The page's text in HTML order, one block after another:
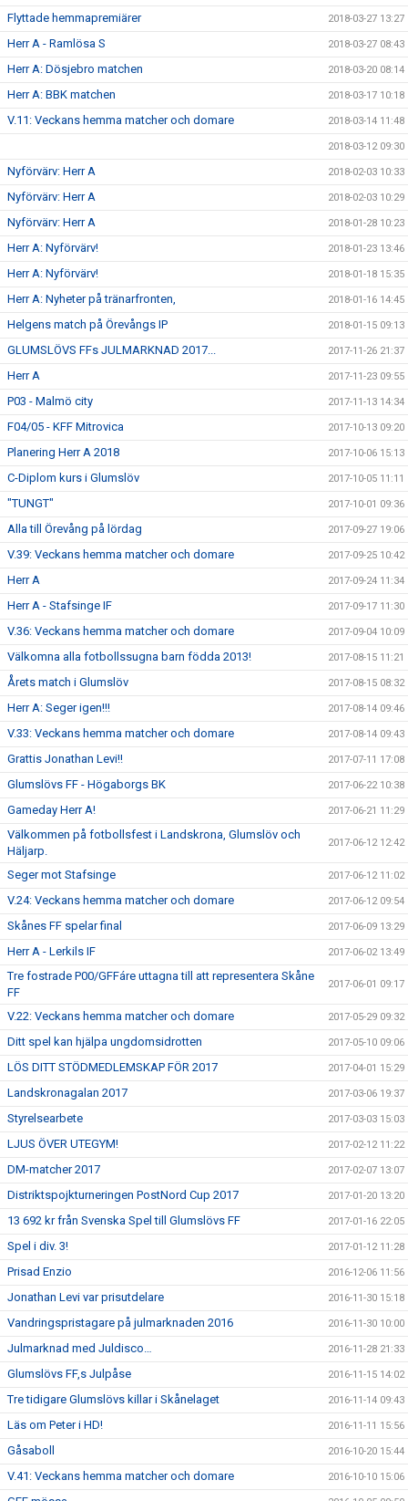
Flyttade hemmapremiärer 2018-03-27 13:27
Herr A - Ramlösa S 2018-03-27 08:43
Herr A: Dösjebro matchen 2018-03-20 08:14
Herr A: BBK matchen 2018-03-17 10:18
V.11: Veckans hemma matcher och domare 2018-03-14 11:48
2018-03-12 09:30
Nyförvärv: Herr A 2018-02-03 10:33
Nyförvärv: Herr A 2018-02-03 10:29
Nyförvärv: Herr A 2018-01-28 10:23
Herr A: Nyförvärv! 2018-01-23 13:46
Herr A: Nyförvärv! 2018-01-18 15:35
Herr A: Nyheter på tränarfronten, 2018-01-16 14:45
Helgens match på Örevångs IP 2018-01-15 09:13
GLUMSLÖVS FFs JULMARKNAD 2017... 2017-11-26 21:37
Herr A 2017-11-23 09:55
P03 - Malmö city 2017-11-13 14:34
F04/05 - KFF Mitrovica 2017-10-13 09:20
Planering Herr A 2018 2017-10-06 15:13
C-Diplom kurs i Glumslöv 2017-10-05 11:11
"TUNGT" 2017-10-01 09:36
Alla till Örevång på lördag 2017-09-27 19:06
V.39: Veckans hemma matcher och domare 2017-09-25 10:42
Herr A 2017-09-24 11:34
Herr A - Stafsinge IF 2017-09-17 11:30
V.36: Veckans hemma matcher och domare 2017-09-04 10:09
Välkomna alla fotbollssugna barn födda 2013! 2017-08-15 11:21
Årets match i Glumslöv 2017-08-15 08:32
Herr A: Seger igen!!! 2017-08-14 09:46
V.33: Veckans hemma matcher och domare 2017-08-14 09:43
Grattis Jonathan Levi!! 2017-07-11 17:08
Glumslövs FF - Högaborgs BK 2017-06-22 10:38
Gameday Herr A! 2017-06-21 11:29
Välkommen på fotbollsfest i Landskrona, Glumslöv och
Häljarp.
2017-06-12 12:42
Seger mot Stafsinge 2017-06-12 11:02
V.24: Veckans hemma matcher och domare 2017-06-12 09:54
Skånes FF spelar final 2017-06-09 13:29
Herr A - Lerkils IF 2017-06-02 13:49
Tre fostrade P00/GFFáre uttagna till att representera Skåne
FF
2017-06-01 09:17
V.22: Veckans hemma matcher och domare 2017-05-29 09:32
Ditt spel kan hjälpa ungdomsidrotten 2017-05-10 09:06
LÖS DITT STÖDMEDLEMSKAP FÖR 2017 2017-04-01 15:29
Landskronagalan 2017 2017-03-06 19:37
Styrelsearbete 2017-03-03 15:03
LJUS ÖVER UTEGYM! 2017-02-12 11:22
DM-matcher 2017 2017-02-07 13:07
Distriktspojkturneringen PostNord Cup 2017 2017-01-20 13:20
13 692 kr från Svenska Spel till Glumslövs FF 2017-01-16 22:05
Spel i div. 3! 2017-01-12 11:28
Prisad Enzio 2016-12-06 11:56
Jonathan Levi var prisutdelare 2016-11-30 15:18
Vandringspristagare på julmarknaden 2016 2016-11-30 10:00
Julmarknad med Juldisco… 2016-11-28 21:33
Glumslövs FF,s Julpåse 2016-11-15 14:02
Tre tidigare Glumslövs killar i Skånelaget 2016-11-14 09:43
Läs om Peter i HD! 2016-11-11 15:56
Gåsaboll 2016-10-20 15:44
V.41: Veckans hemma matcher och domare 2016-10-10 15:06